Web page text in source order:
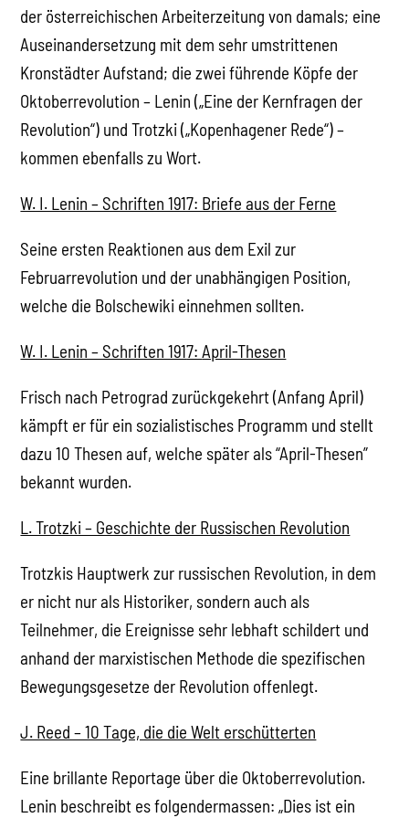
der österreichischen Arbeiterzeitung von damals; eine
Auseinandersetzung mit dem sehr umstrittenen
Kronstädter Aufstand; die zwei führende Köpfe der
Oktoberrevolution – Lenin („Eine der Kernfragen der
Revolution“) und Trotzki („Kopenhagener Rede“) –
kommen ebenfalls zu Wort.
W. I. Lenin – Schriften 1917: Briefe aus der Ferne
Seine ersten Reaktionen aus dem Exil zur
Februarrevolution und der unabhängigen Position,
welche die Bolschewiki einnehmen sollten.
W. I. Lenin – Schriften 1917:April-Thesen
Frisch nach Petrograd zurückgekehrt (Anfang April)
kämpft er für ein sozialistisches Programm und stellt
dazu 10 Thesen auf, welche später als “April-Thesen”
bekannt wurden.
L. Trotzki – Geschichte der Russischen Revolution
Trotzkis Hauptwerk zur russischen Revolution, in dem
er nicht nur als Historiker, sondern auch als
Teilnehmer, die Ereignisse sehr lebhaft schildert und
anhand der marxistischen Methode die spezifischen
Bewegungsgesetze der Revolution offenlegt.
J. Reed – 10 Tage, die die Welt erschütterten
Eine brillante Reportage über die Oktoberrevolution.
Lenin beschreibt es folgendermassen: „Dies ist ein